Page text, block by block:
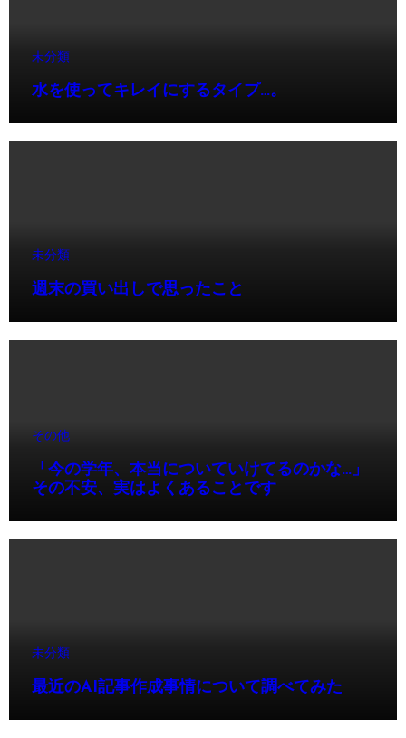
未分類
水を使ってキレイにするタイプ…。
未分類
週末の買い出しで思ったこと
その他
「今の学年、本当についていけてるのかな…」
その不安、実はよくあることです
未分類
最近のAI記事作成事情について調べてみた